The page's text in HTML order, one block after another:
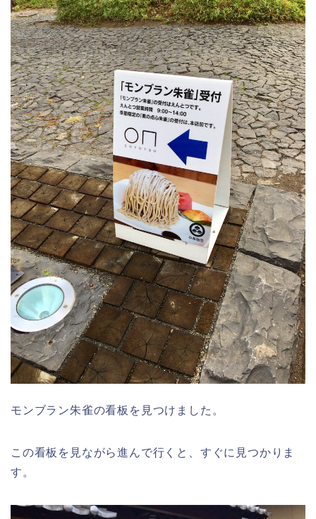
モンブラン朱雀の看板を見つけました。
この看板を見ながら進んで行くと、すぐに見つかりま
す。